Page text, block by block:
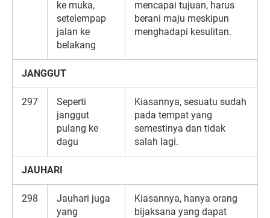
ke muka,
setelempap
jalan ke
belakang
mencapai tujuan, harus
berani maju meskipun
menghadapi kesulitan.
JANGGUT
297
Seperti
janggut
pulang ke
dagu
Kiasannya, sesuatu sudah
pada tempat yang
semestinya dan tidak
salah lagi.
JAUHARI
298
Jauhari juga
yang
Kiasannya, hanya orang
bijaksana yang dapat